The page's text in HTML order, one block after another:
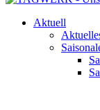
Aktuell